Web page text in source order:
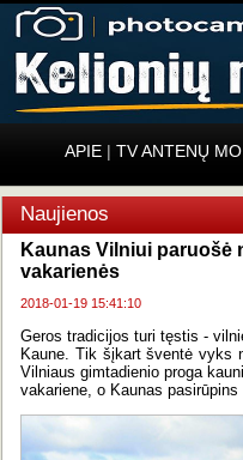
APIE | TV ANTENŲ
Naujienos
Kaunas Vilniui paruošė
vakarienės
2018-01-19 15:41:10
Geros tradicijos turi tęstis -
Kaune. Tik šįkart šventė vyks
Vilniaus gimtadienio proga
vakariene, o Kaunas